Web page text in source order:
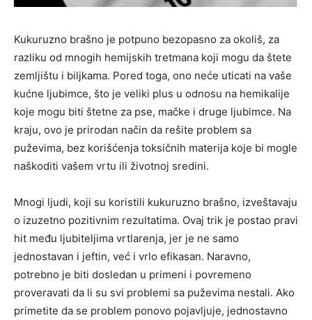
Kukuruzno brašno je potpuno bezopasno za okoliš, za
razliku od mnogih hemijskih tretmana koji mogu da štete
zemljištu i biljkama. Pored toga, ono neće uticati na vaše
kućne ljubimce, što je veliki plus u odnosu na hemikalije
koje mogu biti štetne za pse, mačke i druge ljubimce. Na
kraju, ovo je prirodan način da rešite problem sa
puževima, bez korišćenja toksičnih materija koje bi mogle
naškoditi vašem vrtu ili životnoj sredini.
Mnogi ljudi, koji su koristili kukuruzno brašno, izveštavaju
o izuzetno pozitivnim rezultatima. Ovaj trik je postao pravi
hit među ljubiteljima vrtlarenja, jer je ne samo
jednostavan i jeftin, već i vrlo efikasan. Naravno,
potrebno je biti dosledan u primeni i povremeno
proveravati da li su svi problemi sa puževima nestali. Ako
primetite da se problem ponovo pojavljuje, jednostavno